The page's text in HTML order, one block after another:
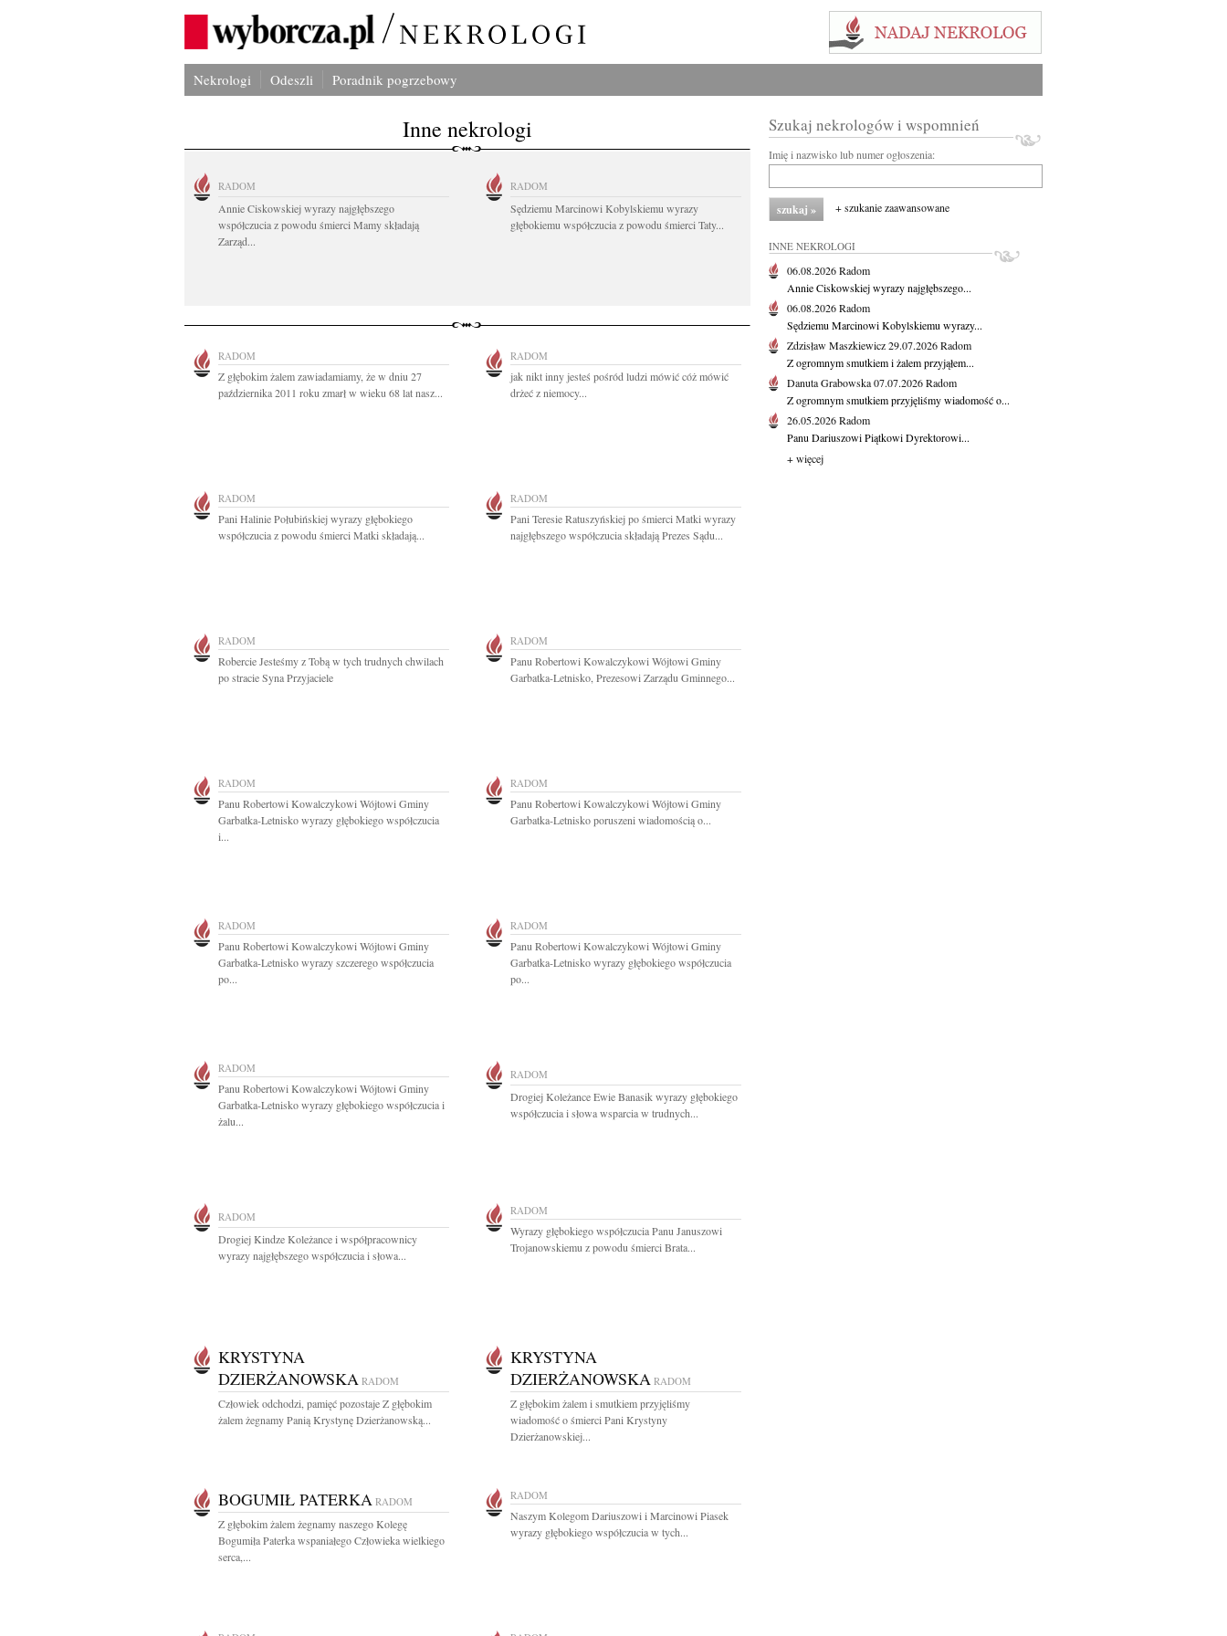
Nekrologi Odeszli Poradnik pogrzebowy
Inne nekrologi
RADOM
Annie Ciskowskiej wyrazy najgłębszego
współczucia z powodu śmierci Mamy składają
Zarząd...
RADOM
Sędziemu Marcinowi Kobylskiemu wyrazy
głębokiemu współczucia z powodu śmierci Taty...
RADOM
Z głębokim żalem zawiadamiamy, że w dniu 27
października 2011 roku zmarł w wieku 68 lat nasz...
RADOM
jak nikt inny jesteś pośród ludzi mówić cóż mówić
drżeć z niemocy...
RADOM
Pani Halinie Połubińskiej wyrazy głębokiego
współczucia z powodu śmierci Matki składają...
RADOM
Pani Teresie Ratuszyńskiej po śmierci Matki wyrazy
najgłębszego współczucia składają Prezes Sądu...
RADOM
Robercie Jesteśmy z Tobą w tych trudnych chwilach
po stracie Syna Przyjaciele
RADOM
Panu Robertowi Kowalczykowi Wójtowi Gminy
Garbatka-Letnisko, Prezesowi Zarządu Gminnego...
RADOM
Panu Robertowi Kowalczykowi Wójtowi Gminy
Garbatka-Letnisko wyrazy głębokiego współczucia
i...
RADOM
Panu Robertowi Kowalczykowi Wójtowi Gminy
Garbatka-Letnisko poruszeni wiadomością o...
RADOM
Panu Robertowi Kowalczykowi Wójtowi Gminy
Garbatka-Letnisko wyrazy szczerego współczucia
po...
RADOM
Panu Robertowi Kowalczykowi Wójtowi Gminy
Garbatka-Letnisko wyrazy głębokiego współczucia
po...
RADOM
Panu Robertowi Kowalczykowi Wójtowi Gminy
Garbatka-Letnisko wyrazy głębokiego współczucia i
żalu...
RADOM
Drogiej Koleżance Ewie Banasik wyrazy głębokiego
współczucia i słowa wsparcia w trudnych...
RADOM
Drogiej Kindze Koleżance i współpracownicy
wyrazy najgłębszego współczucia i słowa...
RADOM
Wyrazy głębokiego współczucia Panu Januszowi
Trojanowskiemu z powodu śmierci Brata...
KRYSTYNA
DZIERŻANOWSKA RADOM
Człowiek odchodzi, pamięć pozostaje Z głębokim
żalem żegnamy Panią Krystynę Dzierżanowską...
KRYSTYNA
DZIERŻANOWSKA RADOM
Z głębokim żalem i smutkiem przyjęliśmy
wiadomość o śmierci Pani Krystyny
Dzierżanowskiej...
BOGUMIŁ PATERKA RADOM
Z głębokim żalem żegnamy naszego Kolegę
Bogumiła Paterka wspaniałego Człowieka wielkiego
serca,...
RADOM
Naszym Kolegom Dariuszowi i Marcinowi Piasek
wyrazy głębokiego współczucia w tych...
Szukaj nekrologów i wspomnień
Imię i nazwisko lub numer ogłoszenia:
+ szukanie zaawansowane
INNE NEKROLOGI
06.08.2026Radom
Annie Ciskowskiej wyrazy najgłębszego...
06.08.2026Radom
Sędziemu Marcinowi Kobylskiemu wyrazy...
Zdzisław Maszkiewicz29.07.2026Radom
Z ogromnym smutkiem i żalem przyjąłem...
Danuta Grabowska07.07.2026Radom
Z ogromnym smutkiem przyjęliśmy wiadomość o...
26.05.2026Radom
Panu Dariuszowi Piątkowi Dyrektorowi...
+ więcej